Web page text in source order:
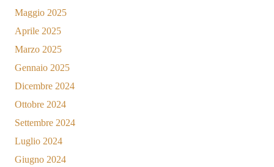
Maggio 2025
Aprile 2025
Marzo 2025
Gennaio 2025
Dicembre 2024
Ottobre 2024
Settembre 2024
Luglio 2024
Giugno 2024